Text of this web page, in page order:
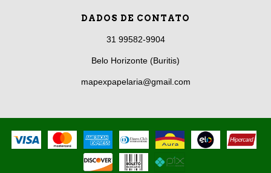
DADOS DE CONTATO
31 99582-9904
Belo Horizonte (Buritis)
mapexpapelaria@gmail.com